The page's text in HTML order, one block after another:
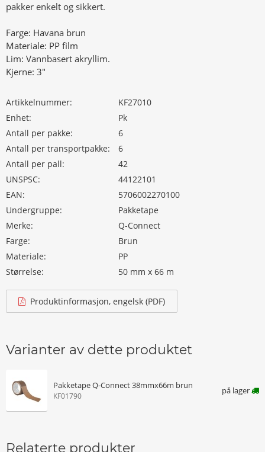
pakker enkelt og sikkert.
Farge: Havana brun
Materiale: PP film
Lim: Vannbasert akryllim.
Kjerne: 3"
Artikkelnummer:
KF27010
Enhet:
Pk
Antall per pakke:
6
Antall per transportpakke:
6
Antall per pall:
42
UNSPSC:
44122101
EAN:
5706002270100
Undergruppe:
Pakketape
Merke:
Q-Connect
Farge:
Brun
Materiale:
PP
Størrelse:
50 mm x 66 m
Produktinformasjon, engelsk (PDF)
Varianter av dette produktet
Pakketape Q-Connect 38mmx66m brun
KF01790
på lager
Relaterte produkter